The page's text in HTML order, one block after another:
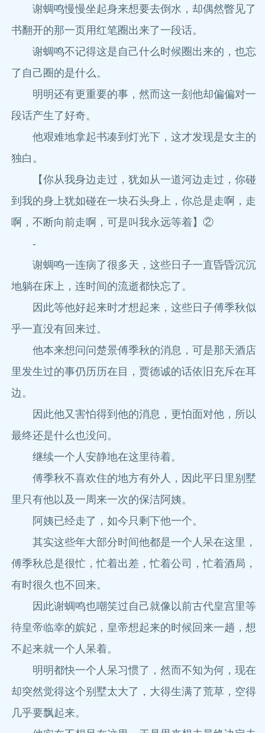
谢蜩鸣慢慢坐起身来想要去倒水，却偶然瞥见了
书翻开的那一页用红笔圈出来了一段话。
谢蜩鸣不记得这是自己什么时候圈出来的，也忘
了自己圈的是什么。
明明还有更重要的事，然而这一刻他却偏偏对一
段话产生了好奇。
他艰难地拿起书凑到灯光下，这才发现是女主的
独白。
【你从我身边走过，犹如从一道河边走过，你碰
到我的身上犹如碰在一块石头身上，你总是走啊，走
啊，不断向前走啊，可是叫我永远等着】②
-
谢蜩鸣一连病了很多天，这些日子一直昏昏沉沉
地躺在床上，连时间的流逝都快忘了。
因此等他好起来时才想起来，这些日子傅季秋似
乎一直没有回来过。
他本来想问问楚景傅季秋的消息，可是那天酒店
里发生过的事仍历历在目，贾德诚的话依旧充斥在耳
边。
因此他又害怕得到他的消息，更怕面对他，所以
最终还是什么也没问。
继续一个人安静地在这里待着。
傅季秋不喜欢住的地方有外人，因此平日里别墅
里只有他以及一周来一次的保洁阿姨。
阿姨已经走了，如今只剩下他一个。
其实这些年大部分时间他都是一个人呆在这里，
傅季秋总是很忙，忙着出差，忙着公司，忙着酒局，
有时很久也不回来。
因此谢蜩鸣也嘲笑过自己就像以前古代皇宫里等
待皇帝临幸的嫔妃，皇帝想起来的时候回来一趟，想
不起来就一个人呆着。
明明都快一个人呆习惯了，然而不知为何，现在
却突然觉得这个别墅太大了，大得生满了荒草，空得
几乎要飘起来。